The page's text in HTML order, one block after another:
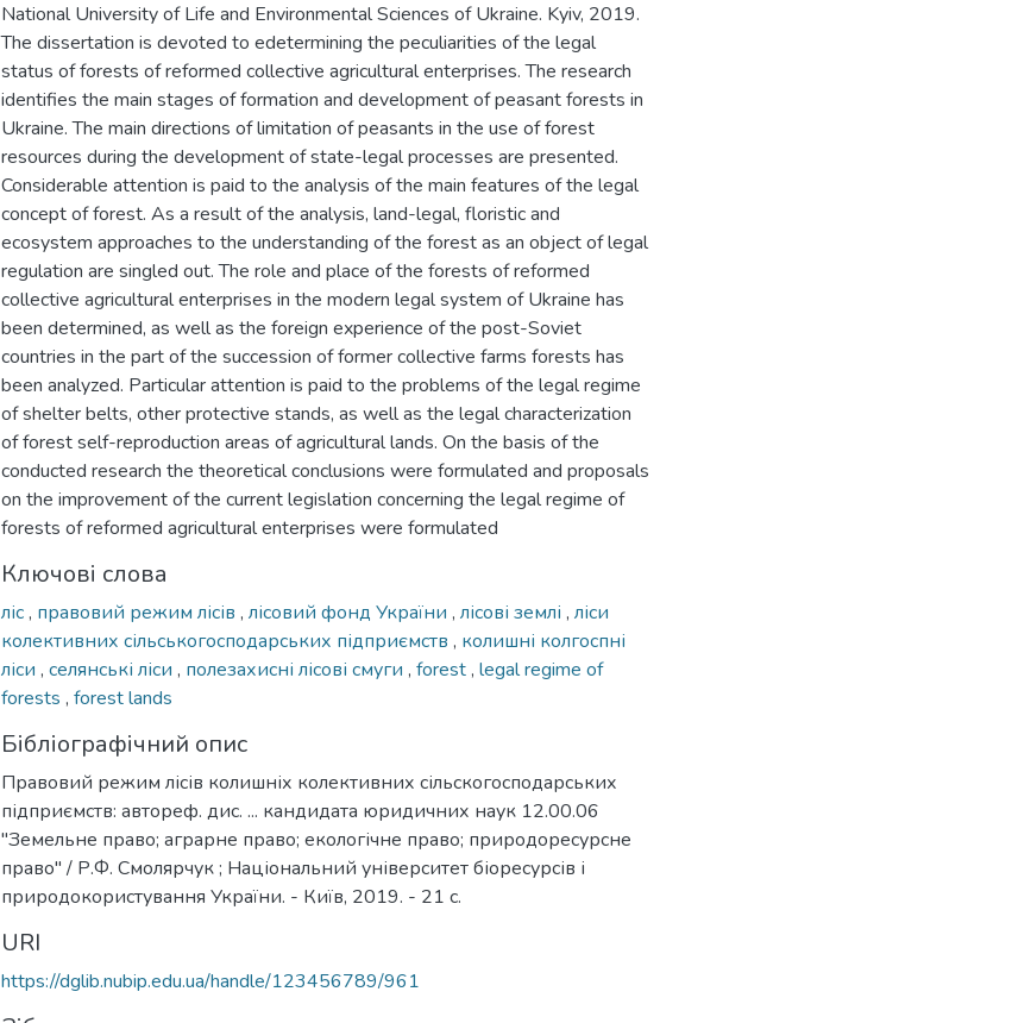
National University of Life and Environmental Sciences of Ukraine. Kyiv, 2019.
The dissertation is devoted to edetermining the peculiarities of the legal
status of forests of reformed collective agricultural enterprises. The research
identifies the main stages of formation and development of peasant forests in
Ukraine. The main directions of limitation of peasants in the use of forest
resources during the development of state-legal processes are presented.
Considerable attention is paid to the analysis of the main features of the legal
concept of forest. As a result of the analysis, land-legal, floristic and
ecosystem approaches to the understanding of the forest as an object of legal
regulation are singled out. The role and place of the forests of reformed
collective agricultural enterprises in the modern legal system of Ukraine has
been determined, as well as the foreign experience of the post-Soviet
countries in the part of the succession of former collective farms forests has
been analyzed. Particular attention is paid to the problems of the legal regime
of shelter belts, other protective stands, as well as the legal characterization
of forest self-reproduction areas of agricultural lands. On the basis of the
conducted research the theoretical conclusions were formulated and proposals
on the improvement of the current legislation concerning the legal regime of
forests of reformed agricultural enterprises were formulated
Ключові слова
ліс, правовий режим лісів , лісовий фонд України , лісові землі , ліси
колективних сільськогосподарських підприємств , колишні колгоспні
ліси , селянські ліси , полезахисні лісові смуги , forest, legal regime of
forests , forest lands
Бібліографічний опис
Правовий режим лісів колишніх колективних сільскогосподарських
підприємств: автореф. дис. ... кандидата юридичних наук 12.00.06
"Земельне право; аграрне право; екологічне право; природоресурсне
право" / Р.Ф. Смолярчук ; Національний університет біоресурсів і
природокористування України. - Київ, 2019. - 21 с.
URI
https://dglib.nubip.edu.ua/handle/123456789/961